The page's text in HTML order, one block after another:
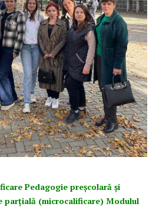
Pedagogie preșcolară și
parțială (microcalificare) Modulul